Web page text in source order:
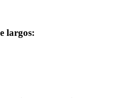
largos: